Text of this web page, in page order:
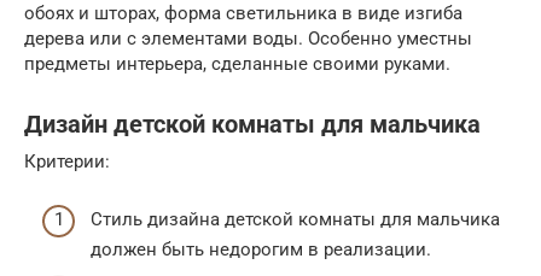
обоях и шторах, форма светильника в виде изгиба
дерева или с элементами воды. Особенно уместны
предметы интерьера, сделанные своими руками.
Дизайн детской комнаты для мальчика
Критерии:
Стиль дизайна детской комнаты для мальчика
должен быть недорогим в реализации.